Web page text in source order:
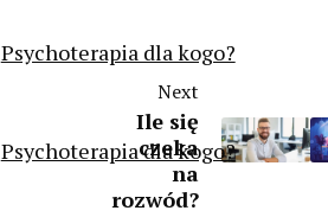
Psychoterapia dla kogo?
Psychoterapia dla kogo?
Next
Ile się
czeka
na
rozwód?